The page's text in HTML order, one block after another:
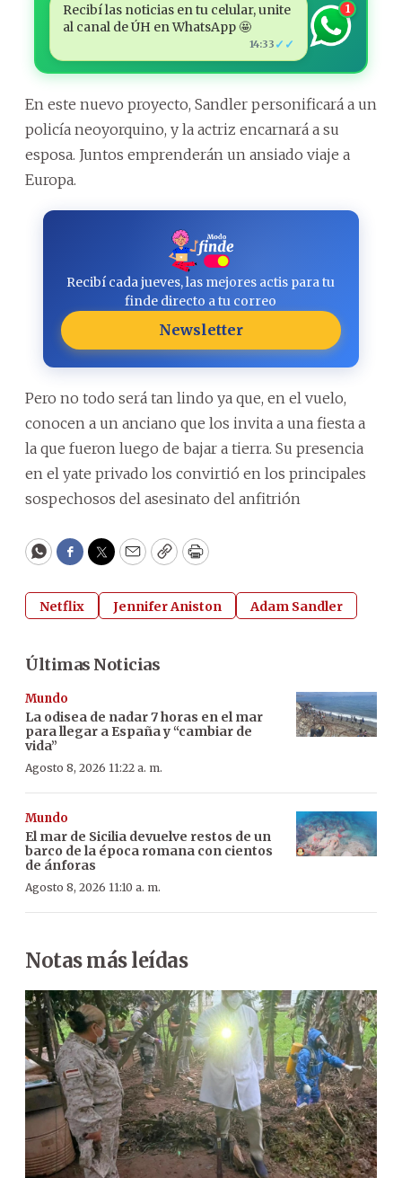
Recibí las noticias en tu celular, unite
al canal de ÚH en WhatsApp 🤩
14:33 ✓✓
1
En este nuevo proyecto, Sandler personificará a un
policía neoyorquino, y la actriz encarnará a su
esposa. Juntos emprenderán un ansiado viaje a
Europa.
Recibí cada jueves, las mejores actis para tu
finde directo a tu correo
Newsletter
Pero no todo será tan lindo ya que, en el vuelo,
conocen a un anciano que los invita a una fiesta a
la que fueron luego de bajar a tierra. Su presencia
en el yate privado los convirtió en los principales
sospechosos del asesinato del anfitrión
WhatsApp
Facebook
Twitter
EmailCopyPrint
Netflix Jennifer Aniston Adam Sandler
Últimas Noticias
Mundo
La odisea de nadar 7 horas en el mar
para llegar a España y “cambiar de
vida”
Agosto 8, 2026 11:22 a. m.
Mundo
El mar de Sicilia devuelve restos de un
barco de la época romana con cientos
de ánforas
Agosto 8, 2026 11:10 a. m.
Notas más leídas